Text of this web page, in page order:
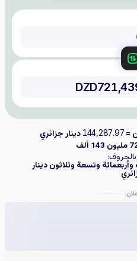
=
144,287.97 دينار جزائري
143 ألف
بالحروف:
وتسعة وثلاثون دينار